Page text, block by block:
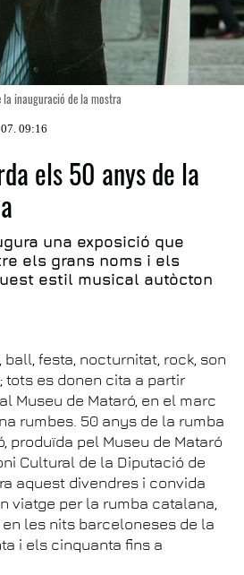
inauguració de la mostra
09:16
els 50 anys de la
una exposició que
els grans noms i els
estil musical autòcton
ball, festa, nocturnitat, rock, son
tots es donen cita a partir
Museu de Mataró, en el marc
rumbes. 50 anys de la rumba
produïda pel Museu de Mataró
Cultural de la Diputació de
aquest divendres i convida
viatge per la rumba catalana,
les nits barceloneses de la
i els cinquanta fins a